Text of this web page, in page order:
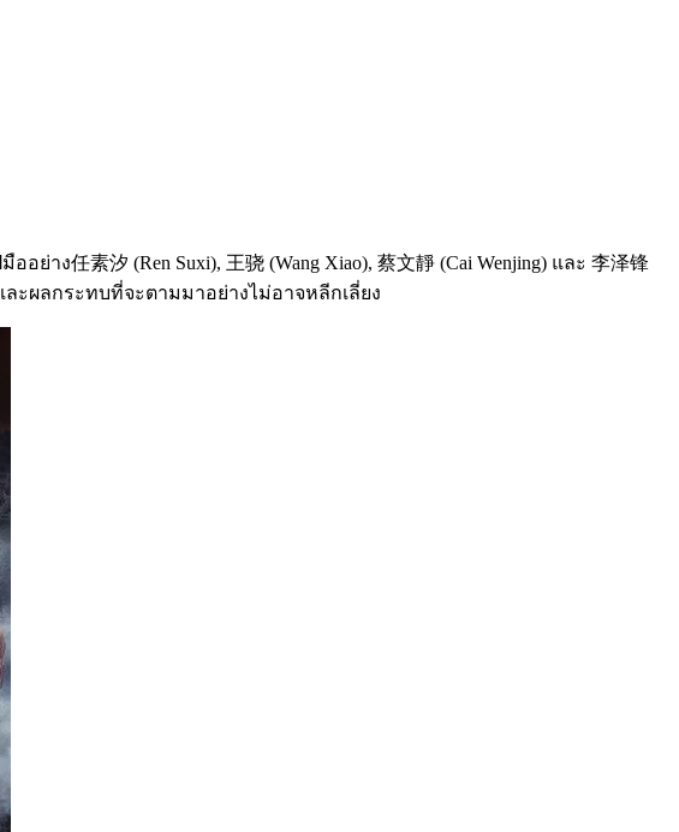
าง任素汐 (Ren Suxi), 王骁 (Wang Xiao), 蔡文靜 (Cai Wenjing) และ 李泽锋
ะผลกระทบที่จะตามมาอย่างไม่อาจหลีกเลี่ยง